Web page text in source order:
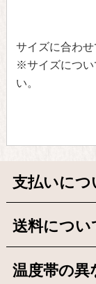
サイズに合わせ
※サイズについ
い。
支払いにつ
送料につい
温度帯の異